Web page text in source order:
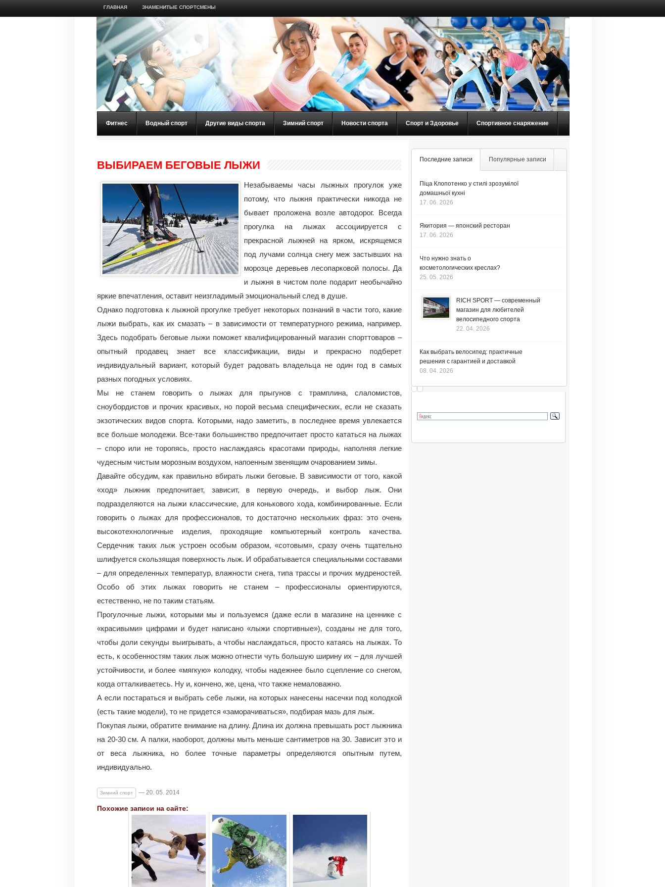
ГЛАВНАЯ ЗНАМЕНИТЫЕ СПОРТСМЕНЫ
Фитнес Водный спорт Другие виды спорта Зимний спорт Новости спорта Спорт и Здоровье Спортивное снаряжение
ВЫБИРАЕМ БЕГОВЫЕ ЛЫЖИ
Незабываемы часы лыжных прогулок уже
потому, что лыжня практически никогда не
бывает проложена возле автодорог. Всегда
прогулка на лыжах ассоциируется с
прекрасной лыжней на ярком, искрящемся
под лучами солнца снегу меж застывших на
морозце деревьев лесопарковой полосы. Да
и лыжня в чистом поле подарит необычайно
яркие впечатления, оставит неизгладимый эмоциональный след в душе.
Однако подготовка к лыжной прогулке требует некоторых познаний в части того, какие
лыжи выбрать, как их смазать – в зависимости от температурного режима, например.
Здесь подобрать беговые лыжи поможет квалифицированный магазин спорттоваров –
опытный продавец знает все классификации, виды и прекрасно подберет
индивидуальный вариант, который будет радовать владельца не один год в самых
разных погодных условиях.
Мы не станем говорить о лыжах для прыгунов с трамплина, слаломистов,
сноубордистов и прочих красивых, но порой весьма специфических, если не сказать
экзотических видов спорта. Которыми, надо заметить, в последнее время увлекается
все больше молодежи. Все-таки большинство предпочитает просто кататься на лыжах
– споро или не торопясь, просто наслаждаясь красотами природы, наполняя легкие
чудесным чистым морозным воздухом, напоенным звенящим очарованием зимы.
Давайте обсудим, как правильно вбирать лыжи беговые. В зависимости от того, какой
«ход» лыжник предпочитает, зависит, в первую очередь, и выбор лыж. Они
подразделяются на лыжи классические, для конькового хода, комбинированные. Если
говорить о лыжах для профессионалов, то достаточно нескольких фраз: это очень
высокотехнологичные изделия, проходящие компьютерный контроль качества.
Сердечник таких лыж устроен особым образом, «сотовым», сразу очень тщательно
шлифуется скользящая поверхность лыж. И обрабатывается специальными составами
– для определенных температур, влажности снега, типа трассы и прочих мудреностей.
Особо об этих лыжах говорить не станем – профессионалы ориентируются,
естественно, не по таким статьям.
Прогулочные лыжи, которыми мы и пользуемся (даже если в магазине на ценнике с
«красивыми» цифрами и будет написано «лыжи спортивные»), созданы не для того,
чтобы доли секунды выигрывать, а чтобы наслаждаться, просто катаясь на лыжах. То
есть, к особенностям таких лыж можно отнести чуть большую ширину их – для лучшей
устойчивости, и более «мягкую» колодку, чтобы надежнее было сцепление со снегом,
когда отталкиваетесь. Ну и, кончено, же, цена, что также немаловажно.
А если постараться и выбрать себе лыжи, на которых нанесены насечки под колодкой
(есть такие модели), то не придется «заморачиваться», подбирая мазь для лыж.
Покупая лыжи, обратите внимание на длину. Длина их должна превышать рост лыжника
на 20-30 см. А палки, наоборот, должны мыть меньше сантиметров на 30. Зависит это и
от веса лыжника, но более точные параметры определяются опытным путем,
индивидуально.
Зимний спорт — 20. 05. 2014
Похожие записи на сайте:
Последние записи Популярные записи
Піца Клопотенко у стилі зрозумілої
домашньої кухні
17. 06. 2026
Якитория — японский ресторан
17. 06. 2026
Что нужно знать о
косметологических креслах?
25. 05. 2026
RICH SPORT — современный
магазин для любителей
велосипедного спорта
22. 04. 2026
Как выбрать велосипед: практичные
решения с гарантией и доставкой
08. 04. 2026